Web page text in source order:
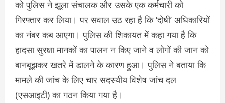
को पुलिस ने झूला संचालक और उसके एक कर्मचारी को
गिरफ्तार कर लिया। पर सवाल उठ रहा है कि ‘दोषी’ अधिकारियों
का नंबर कब आएगा। पुलिस की शिकायत में कहा गया है कि
हादसा सुरक्षा मानकों का पालन न किए जाने व लोगों की जान को
बानबूझकर खतरे में डालने के कारण हुआ। पुलिस ने बताया कि
मामले की जांच के लिए चार सदस्यीय विशेष जांच दल
(एसआइटी) का गठन किया गया है।